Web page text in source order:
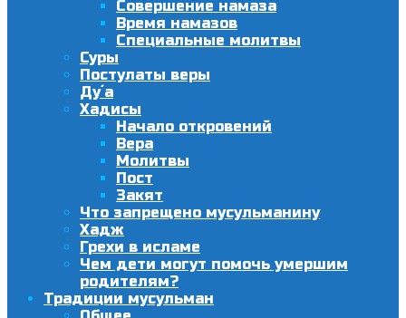
Совершение намаза
Время намазов
Специальные молитвы
Суры
Постулаты веры
Ду´а
Хадисы
Начало откровений
Вера
Молитвы
Пост
Закят
Что запрещено мусульманину
Хадж
Грехи в исламе
Чем дети могут помочь умершим
родителям?
Традиции мусульман